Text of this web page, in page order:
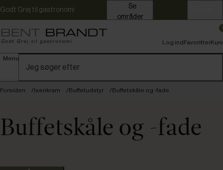
Godt Grej til gastronomi
områder
Menu
Log indFavoritterKurv
Forsiden Isenkram Buffetudstyr Buffetskåle og -fade
Buffetskåle og -fade